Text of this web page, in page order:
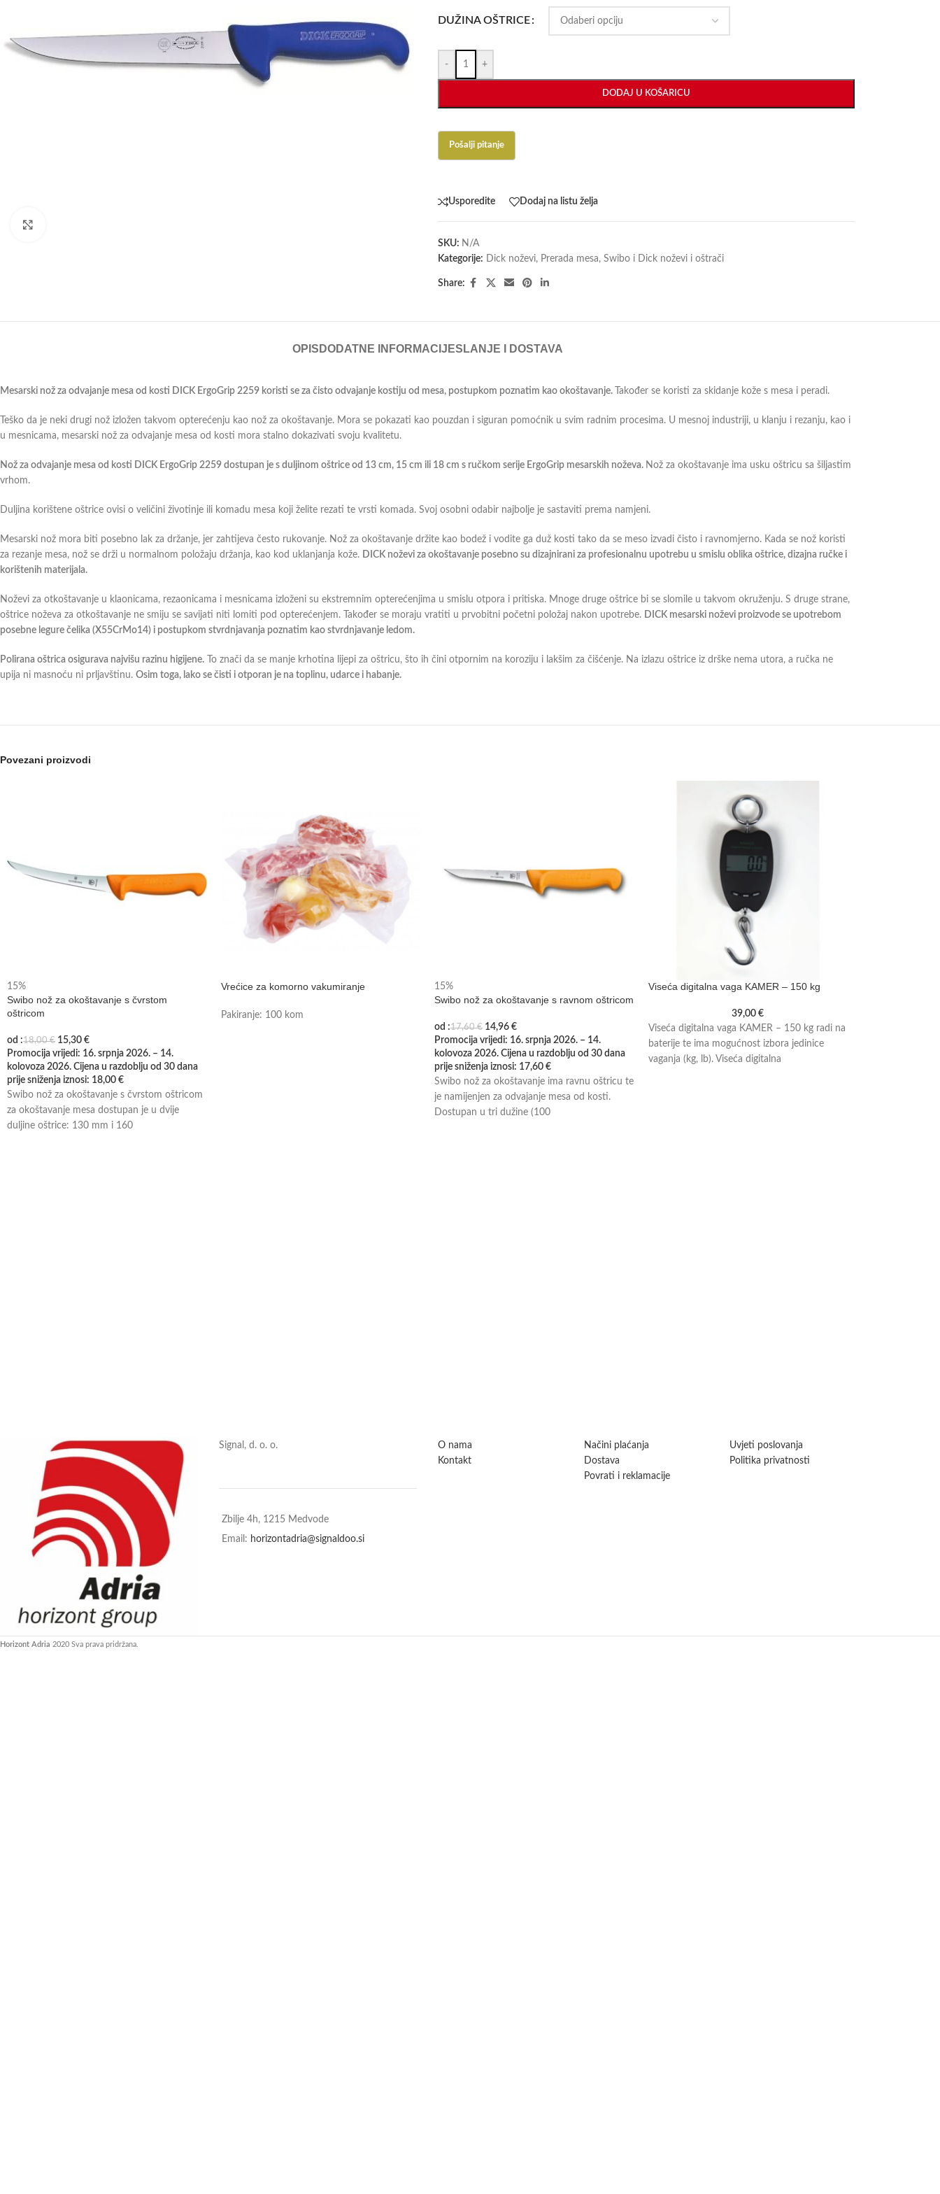
DUŽINA OŠTRICE
- +
DODAJ U KOŠARICU
Usporedite Dodaj na listu želja
SKU: N/A
Kategorije: Dick noževi, Prerada mesa, Swibo i Dick noževi i oštrači
Share:
OPIS DODATNE INFORMACIJESLANJE I DOSTAVA
Mesarski nož za odvajanje mesa od kosti DICK ErgoGrip 2259 koristi se za čisto odvajanje kostiju od mesa, postupkom poznatim kao okoštavanje. Također se koristi za skidanje kože s mesa i peradi.
Teško da je neki drugi nož izložen takvom opterećenju kao nož za okoštavanje. Mora se pokazati kao pouzdan i siguran pomoćnik u svim radnim procesima. U mesnoj industriji, u klanju i rezanju, kao i
u mesnicama, mesarski nož za odvajanje mesa od kosti mora stalno dokazivati ​​svoju kvalitetu.
Nož za odvajanje mesa od kosti DICK ErgoGrip 2259 dostupan je s duljinom oštrice od 13 cm, 15 cm ili 18 cm s ručkom serije ErgoGrip mesarskih noževa. Nož za okoštavanje ima usku oštricu sa šiljastim
vrhom.
Duljina korištene oštrice ovisi o veličini životinje ili komadu mesa koji želite rezati te vrsti komada. Svoj osobni odabir najbolje je sastaviti prema namjeni.
Mesarski nož mora biti posebno lak za držanje, jer zahtijeva često rukovanje. Nož za okoštavanje držite kao bodež i vodite ga duž kosti tako da se meso izvadi čisto i ravnomjerno. Kada se nož koristi
za rezanje mesa, nož se drži u normalnom položaju držanja, kao kod uklanjanja kože. DICK noževi za okoštavanje posebno su dizajnirani za profesionalnu upotrebu u smislu oblika oštrice, dizajna ručke i
korištenih materijala.
Noževi za otkoštavanje u klaonicama, rezaonicama i mesnicama izloženi su ekstremnim opterećenjima u smislu otpora i pritiska. Mnoge druge oštrice bi se slomile u takvom okruženju. S druge strane,
oštrice noževa za otkoštavanje ne smiju se savijati niti lomiti pod opterećenjem. Također se moraju vratiti u prvobitni početni položaj nakon upotrebe. DICK mesarski noževi proizvode se upotrebom
posebne legure čelika (X55CrMo14) i postupkom stvrdnjavanja poznatim kao stvrdnjavanje ledom.
Polirana oštrica osigurava najvišu razinu higijene. To znači da se manje krhotina lijepi za oštricu, što ih čini otpornim na koroziju i lakšim za čišćenje. Na izlazu oštrice iz drške nema utora, a ručka ne
upija ni masnoću ni prljavštinu. Osim toga, lako se čisti i otporan je na toplinu, udarce i habanje.
Povezani proizvodi
15%
Swibo nož za okoštavanje s čvrstom
oštricom
od :18,00€ 15,30 €
Promocija vrijedi: 16. srpnja 2026. – 14.
kolovoza 2026. Cijena u razdoblju od 30 dana
prije sniženja iznosi: 18,00 €
Swibo nož za okoštavanje s čvrstom oštricom
za okoštavanje mesa dostupan je u dvije
duljine oštrice: 130 mm i 160
Vrećice za komorno vakumiranje
Pakiranje: 100 kom
15%
Swibo nož za okoštavanje s ravnom oštricom
od :17,60€ 14,96 €
Promocija vrijedi: 16. srpnja 2026. – 14.
kolovoza 2026. Cijena u razdoblju od 30 dana
prije sniženja iznosi: 17,60 €
Swibo nož za okoštavanje ima ravnu oštricu te
je namijenjen za odvajanje mesa od kosti.
Dostupan u tri dužine (100
Viseća digitalna vaga KAMER – 150 kg
39,00€
Viseća digitalna vaga KAMER – 150 kg radi na
baterije te ima mogućnost izbora jedinice
vaganja (kg, lb). Viseća digitalna
Signal, d. o. o.
Zbilje 4h, 1215 Medvode
Email: horizontadria@signaldoo.si
O nama
Kontakt
Načini plaćanja
Dostava
Povrati i reklamacije
Uvjeti poslovanja
Politika privatnosti
Horizont Adria 2020 Sva prava pridržana.